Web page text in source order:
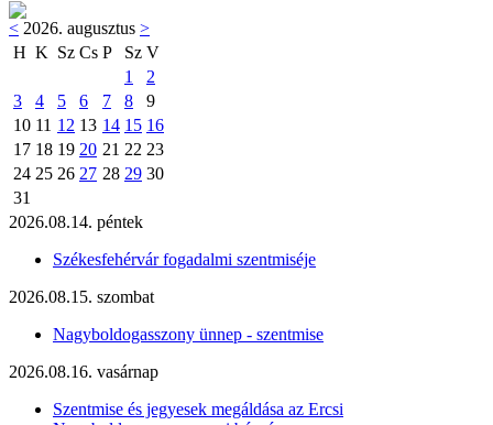
< 2026. augusztus >
H K Sz Cs P Sz V
1
2
3
4 5 6 7 8
9
10 11 12 13 14 15 16
17 18 19 20 21 22 23
24 25 26 27 28 29 30
31
2026.08.14. péntek
Székesfehérvár fogadalmi szentmiséje
2026.08.15. szombat
Nagyboldogasszony ünnep - szentmise
2026.08.16. vasárnap
Szentmise és jegyesek megáldása az Ercsi